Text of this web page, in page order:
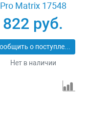
Pro Matrix 17548
822 руб.
Сообщить о поступлении
Нет в наличии